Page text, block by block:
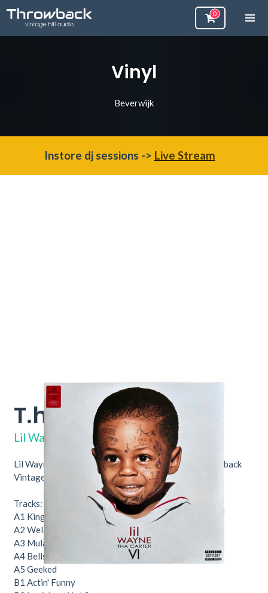
Vinyl
Beverwijk
Instore dj sessions -> Live Stream
T.ha Carter VI
Lil Wayne
Lil Wayne – T.ha Carter VI. Nu verkrijgbaar bij Throwback
Vintage Hifi & Vinyl.
Tracks:
A1 King Carter
A2 Welcome To The Carter
A3 Mula Komin In
A4 Bells
A5 Geeked
B1 Actin' Funny